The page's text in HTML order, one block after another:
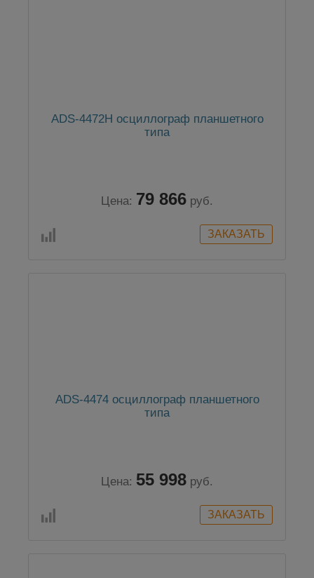
ADS-4472H осциллограф планшетного
типа
Цена: 79 866 руб.
ADS-4474 осциллограф планшетного
типа
Цена: 55 998 руб.